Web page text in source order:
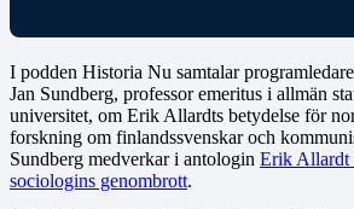
I podden Historia Nu samtalar
Jan Sundberg, professor emeritus i allmän
universitet, om Erik Allardts betydelse för
forskning om finlandssvenskar och
Sundberg medverkar i antologin Erik Allardt
sociologins genombrott.